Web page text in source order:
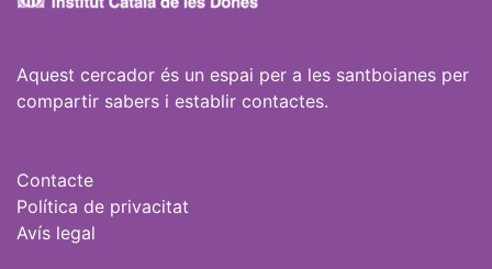
Aquest cercador és un espai per a les santboianes per
compartir sabers i establir contactes.
Contacte
Política de privacitat
Avís legal